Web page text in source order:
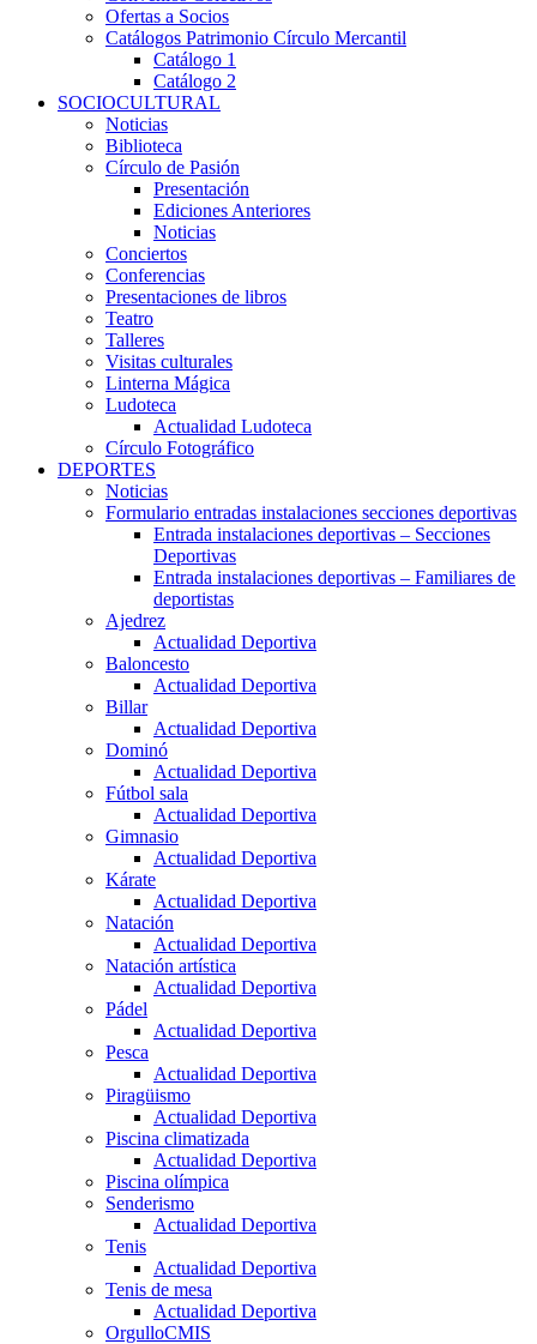
Ofertas a Socios
Catálogos Patrimonio Círculo Mercantil
Catálogo 1
Catálogo 2
SOCIOCULTURAL
Noticias
Biblioteca
Círculo de Pasión
Presentación
Ediciones Anteriores
Noticias
Conciertos
Conferencias
Presentaciones de libros
Teatro
Talleres
Visitas culturales
Linterna Mágica
Ludoteca
Actualidad Ludoteca
Círculo Fotográfico
DEPORTES
Noticias
Formulario entradas instalaciones secciones deportivas
Entrada instalaciones deportivas – Secciones
Deportivas
Entrada instalaciones deportivas – Familiares de
deportistas
Ajedrez
Actualidad Deportiva
Baloncesto
Actualidad Deportiva
Billar
Actualidad Deportiva
Dominó
Actualidad Deportiva
Fútbol sala
Actualidad Deportiva
Gimnasio
Actualidad Deportiva
Kárate
Actualidad Deportiva
Natación
Actualidad Deportiva
Natación artística
Actualidad Deportiva
Pádel
Actualidad Deportiva
Pesca
Actualidad Deportiva
Piragüismo
Actualidad Deportiva
Piscina climatizada
Actualidad Deportiva
Piscina olímpica
Senderismo
Actualidad Deportiva
Tenis
Actualidad Deportiva
Tenis de mesa
Actualidad Deportiva
OrgulloCMIS